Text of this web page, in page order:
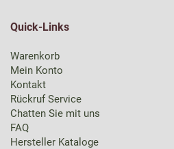
Quick-Links
Warenkorb
Mein Konto
Kontakt
Rückruf Service
Chatten Sie mit uns
FAQ
Hersteller Kataloge